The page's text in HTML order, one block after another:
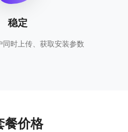
稳定
同时上传、获取安装参数
餐价格